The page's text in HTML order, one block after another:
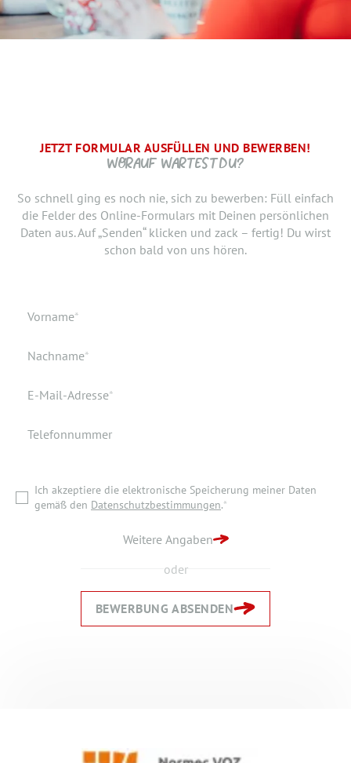
JETZT FORMULAR AUSFÜLLEN UND BEWERBEN!
WORAUF WARTEST DU?
So schnell ging es noch nie, sich zu bewerben: Füll einfach
die Felder des Online-Formulars mit Deinen persönlichen
Daten aus. Auf „Senden“ klicken und zack – fertig! Du wirst
schon bald von uns hören.
Pflichtfeld
Vorname*
Pflichtfeld
Nachname*
Pflichtfeld
E-Mail-Adresse*
Telefonnummer
Ich akzeptiere die elektronische Speicherung meiner Daten
gemäß den Datenschutzbestimmungen.*
Weitere Angaben
oder
BEWERBUNG ABSENDEN
BRAUCHEN WIR NOCH ...
SCHRITT.
bist, den neuen Job anzutreten. Du möchtest Deiner
Bewerbung doch noch einen Lebenslauf oder ein anderes
Dokument hinzufügen? Hier kannst Du es hochladen.
Verfügbar ab
Dokumente
Ich akzeptiere die elektronische Speicherung meiner Daten
DANKE, WIR FREUEN UNS AUF DICH UND MELDEN UNS
ZURÜCK ZUR STARTSEITE